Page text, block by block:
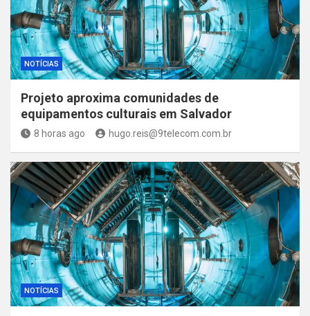
NOTÍCIAS
Projeto aproxima comunidades de
equipamentos culturais em Salvador
8 horas ago hugo.reis@9telecom.com.br
NOTÍCIAS